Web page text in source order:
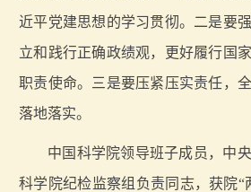
近平党建思想的学习贯彻。二是要
立和践行正确政绩观，更好履行国
职责使命。三是要压紧压实责任，
落地落实。
中国科学院领导班子成员，中
科学院纪检监察组负责同志，获院“